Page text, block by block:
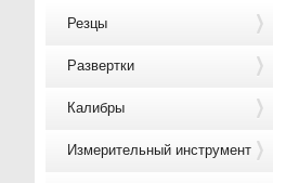
Резцы
Развертки
Калибры
Измерительный инструмент